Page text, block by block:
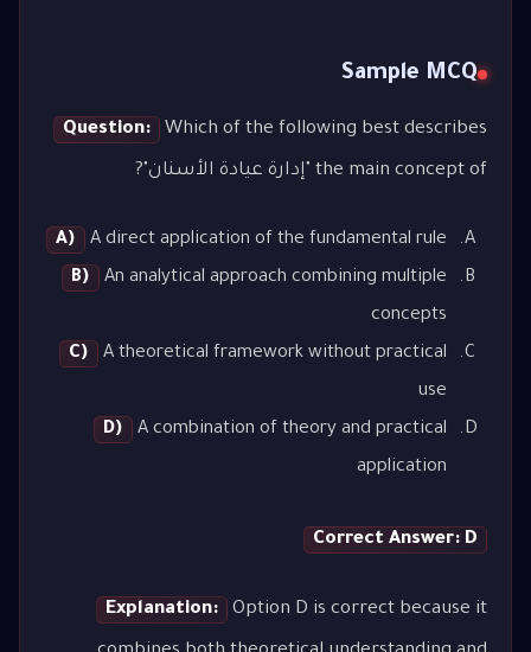
Sample MCQ
Question: Which of the following best describes
the main concept of "إدارة عيادة الأسنان"?
A)
A direct application of the fundamental rule
B)
An analytical approach combining multiple
concepts
C)
A theoretical framework without practical
use
D)
A combination of theory and practical
application
Correct Answer: D
Explanation: Option D is correct because it